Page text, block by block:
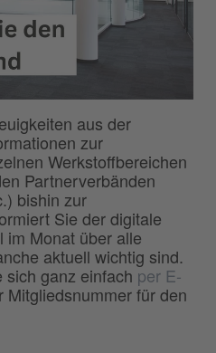
aus der
zur
Werkstoffbereichen
Partnerverbänden
bishin zur
Sie der digitale
im Monat über alle
aktuell wichtig sind.
sich ganz einfach per E-
Mitgliedsnummer für den